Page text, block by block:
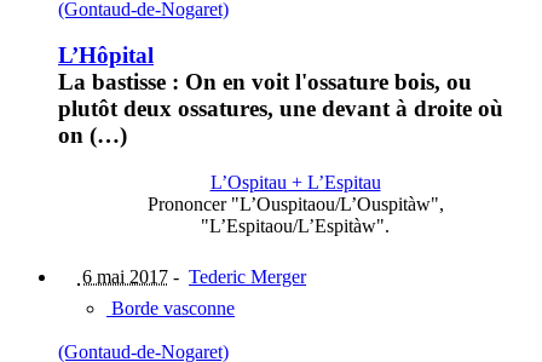
(Gontaud-de-Nogaret)
L’Hôpital
La bastisse : On en voit l'ossature bois, ou
plutôt deux ossatures, une devant à droite où
on (…)
L’Ospitau + L’Espitau
Prononcer "L’Ouspitaou/L’Ouspitàw",
"L’Espitaou/L’Espitàw".
6 mai 2017 - Tederic Merger
Borde vasconne
(Gontaud-de-Nogaret)